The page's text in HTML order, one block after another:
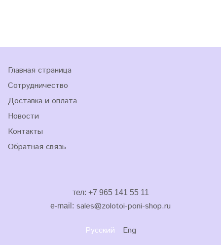
Главная страница
Сотрудничество
Доставка и оплата
Новости
Контакты
Обратная связь
тел: +7 965 141 55 11
e-mail: sales@zolotoi-poni-shop.ru
Русский Eng